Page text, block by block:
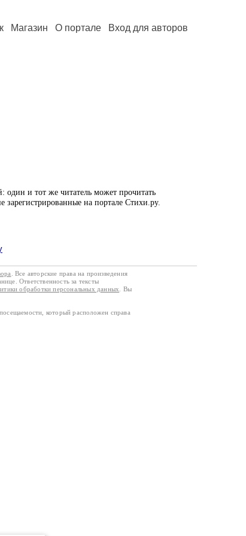
Магазин О портале Вход для авторов
один и тот же читатель может прочитать
зарегистрированные на портале Стихи.ру.
. Все авторские права на произведения
Ответственность за тексты
обработки персональных данных
. Вы
который расположен справа